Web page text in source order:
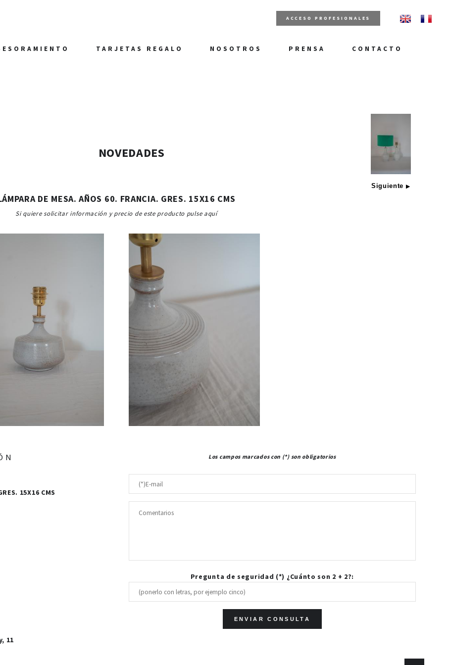
ACCESO PROFESIONALES
TARJETAS REGALO NOSOTROS PRENSA CONTACTO
NOVEDADES
Siguiente ▶
DE MESA. AÑOS 60. FRANCIA. GRES. 15X16 CMS
Si quiere solicitar información y precio de este producto pulse aquí
15X16 CMS
11
Los campos marcados con (*) son obligatorios
Pregunta de seguridad (*) ¿Cuánto son 2 + 2?: